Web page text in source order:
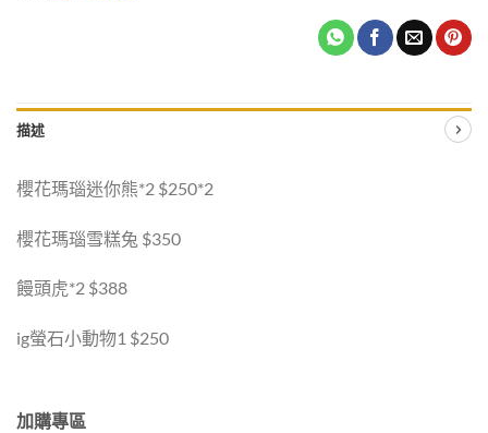
描述
櫻花瑪瑙迷你熊*2 $250*2
櫻花瑪瑙雪糕兔 $350
饅頭虎*2 $388
ig螢石小動物1 $250
加購專區